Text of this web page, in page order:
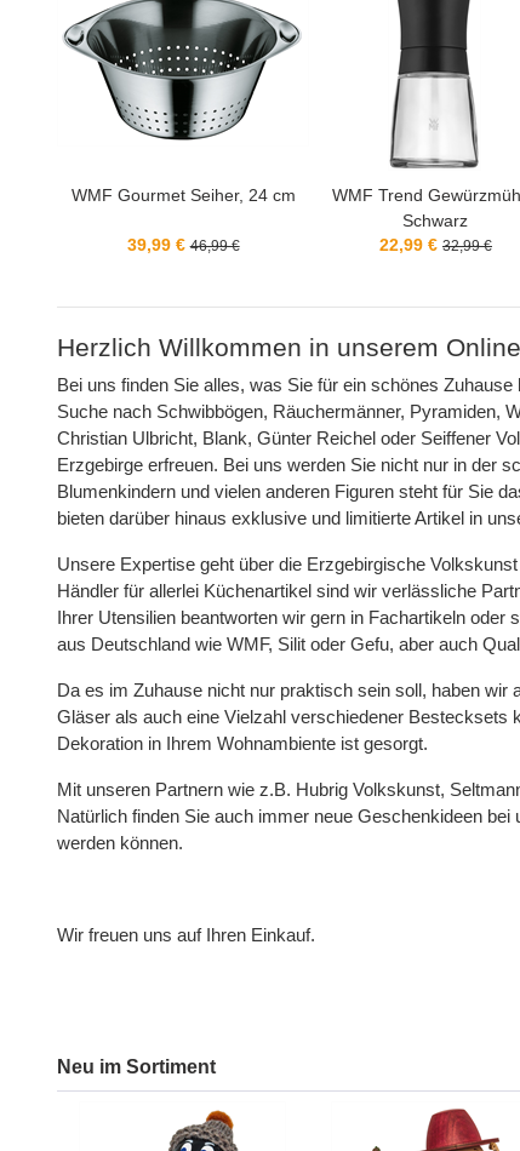
WMF Trend Gewürzmühle,
22,99 € 32,99 €
WMF Party Taiwan Wok-
teilig
69,99 € 129,99 €
Herzlich Willkommen in unserem
Bei uns finden Sie alles, was Sie für ein schönes
Suche nach Schwibbögen, Räuchermänner, Pyramiden,
Christian Ulbricht, Blank, Günter Reichel oder Seiffener
Erzgebirge erfreuen. Bei uns werden Sie nicht nur in der
Blumenkindern und vielen anderen Figuren steht für Sie
bieten darüber hinaus exklusive und limitierte Artikel in
Unsere Expertise geht über die Erzgebirgische
Händler für allerlei Küchenartikel sind wir verlässliche
Ihrer Utensilien beantworten wir gern in Fachartikeln
aus Deutschland wie WMF, Silit oder Gefu, aber auch
Da es im Zuhause nicht nur praktisch sein soll, haben
Gläser als auch eine Vielzahl verschiedener Bestecksets
Dekoration in Ihrem Wohnambiente ist gesorgt.
Mit unseren Partnern wie z.B. Hubrig Volkskunst,
Natürlich finden Sie auch immer neue Geschenkideen
werden können.
Wir freuen uns auf Ihren Einkauf.
Neu im Sortiment